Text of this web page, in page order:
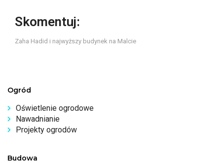
Skomentuj:
Zaha Hadid i najwyższy budynek na Malcie
Ogród
Oświetlenie ogrodowe
Nawadnianie
Projekty ogrodów
Budowa